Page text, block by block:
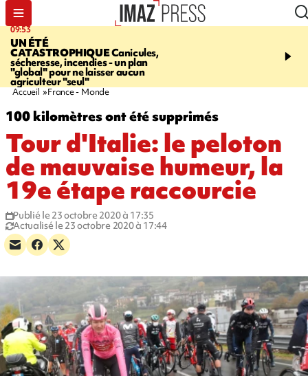
09:53
UN ÉTÉ
CATASTROPHIQUECanicules,
sécheresse, incendies - un plan
"global" pour ne laisser aucun
agriculteur "seul"
12:03
commerciales - 160
pour 10 jours de
Accueil France - Monde
100 kilomètres ont été supprimés
Tour d'Italie: le peloton
de mauvaise humeur, la
19e étape raccourcie
Publié le 23 octobre 2020 à 17:35
Actualisé le 23 octobre 2020 à 17:44